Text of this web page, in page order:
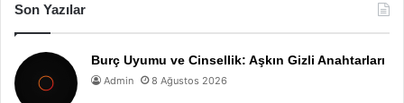
Son Yazılar
Burç Uyumu ve Cinsellik: Aşkın Gizli Anahtarları
Admin 8 Ağustos 2026